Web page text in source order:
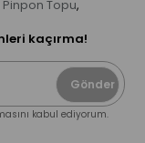
Pinpon Topu,
kaçırma!
Gönder
kabul ediyorum.